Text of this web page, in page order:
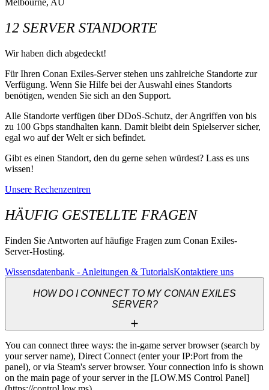
12 SERVER STANDORTE
Wir haben dich abgedeckt!
Für Ihren Conan Exiles-Server stehen uns zahlreiche Standorte zur
Verfügung. Wenn Sie Hilfe bei der Auswahl eines Standorts
benötigen, wenden Sie sich an den Support.
Alle Standorte verfügen über DDoS-Schutz, der Angriffen von bis
zu 100 Gbps standhalten kann. Damit bleibt dein Spielserver sicher,
egal wo auf der Welt er sich befindet.
Gibt es einen Standort, den du gerne sehen würdest? Lass es uns
wissen!
Unsere Rechenzentren
HÄUFIG GESTELLTE FRAGEN
Finden Sie Antworten auf häufige Fragen zum Conan Exiles-
Server-Hosting.
Wissensdatenbank - Anleitungen & TutorialsKontaktiere uns
HOW DO I CONNECT TO MY CONAN EXILES
SERVER?
You can connect three ways: the in-game server browser (search by
your server name), Direct Connect (enter your IP:Port from the
panel), or via Steam's server browser. Your connection info is shown
on the main page of your server in the [LOW.MS Control Panel]